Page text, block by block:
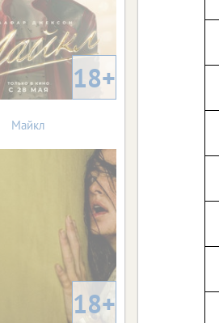
18+
Майкл
18+